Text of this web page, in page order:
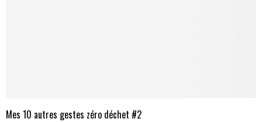
Mes 10 autres gestes zéro déchet #2